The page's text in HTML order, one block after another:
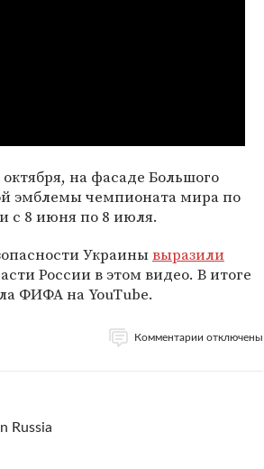
на фасаде Большого
эмблемы чемпионата мира по
с 8 июня по 8 июля.
Украинывыразили
России в этом видео. В итоге
ФИФА на YouTube.
Комментарии отключены
Russia